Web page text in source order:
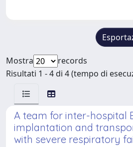
Mostra
records
Risultati 1 - 4 di 4 (tempo di
A team for inter-hospital
implantation and
with severe respiratory